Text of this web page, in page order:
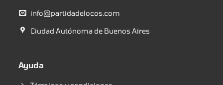
info@partidadelocos.com
Ciudad Autónoma de Buenos Aires
Ayuda